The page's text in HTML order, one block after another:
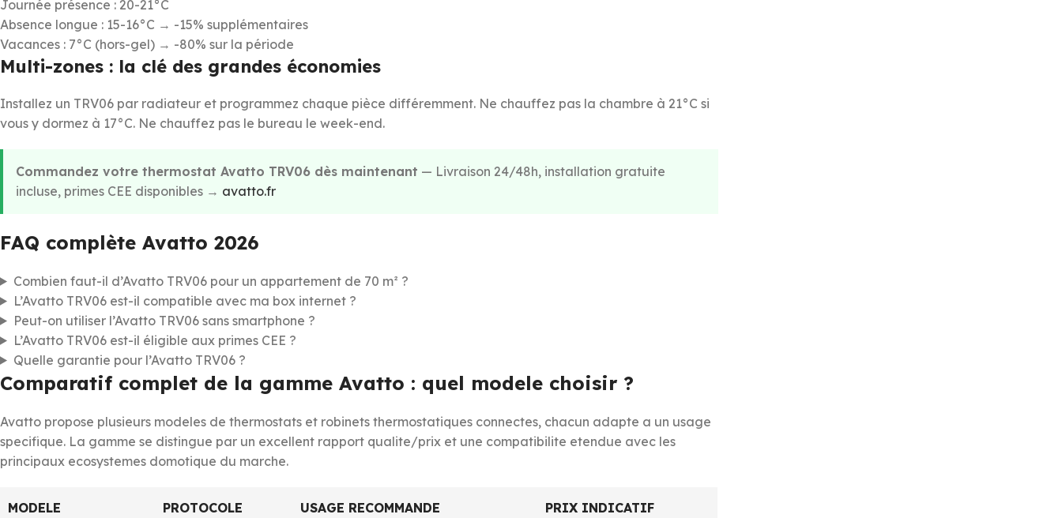
Journée présence : 20-21°C
Absence longue : 15-16°C → -15% supplémentaires
Vacances : 7°C (hors-gel) → -80% sur la période
Multi-zones : la clé des grandes économies
Installez un TRV06 par radiateur et programmez chaque pièce différemment. Ne chauffez pas la chambre à 21°C si
vous y dormez à 17°C. Ne chauffez pas le bureau le week-end.
Commandez votre thermostat Avatto TRV06 dès maintenant — Livraison 24/48h, installation gratuite
incluse, primes CEE disponibles → avatto.fr
FAQ complète Avatto 2026
Combien faut-il d’Avatto TRV06 pour un appartement de 70 m² ?
L’Avatto TRV06 est-il compatible avec ma box internet ?
Peut-on utiliser l’Avatto TRV06 sans smartphone ?
L’Avatto TRV06 est-il éligible aux primes CEE ?
Quelle garantie pour l’Avatto TRV06 ?
Comparatif complet de la gamme Avatto : quel modele choisir ?
Avatto propose plusieurs modeles de thermostats et robinets thermostatiques connectes, chacun adapte a un usage
specifique. La gamme se distingue par un excellent rapport qualite/prix et une compatibilite etendue avec les
principaux ecosystemes domotique du marche.
MODELE PROTOCOLE USAGE RECOMMANDE PRIX INDICATIF